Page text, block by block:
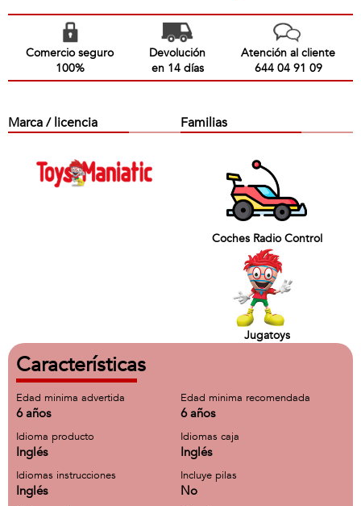
Comercio seguro
100%
Devolución
en 14 días
Atención al cliente
644 04 91 09
Marca / licencia Familias
Coches Radio Control
Jugatoys
Características
Edad minima advertida
6 años
Edad minima recomendada
6 años
Idioma producto
Inglés
Idiomas caja
Inglés
Idiomas instrucciones
Inglés
Incluye pilas
No